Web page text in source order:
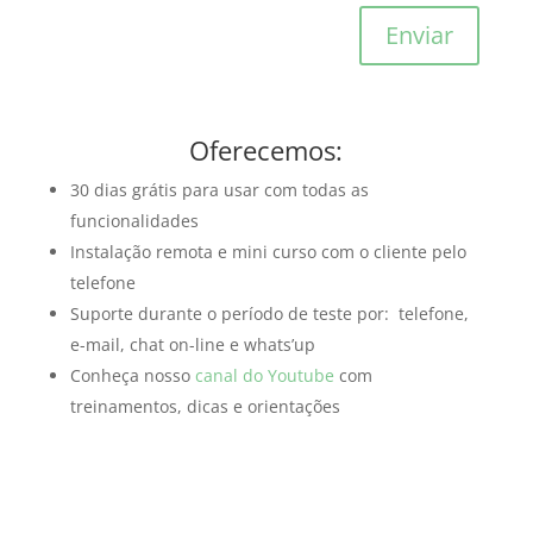
Enviar
Oferecemos:
30 dias grátis para usar com todas as
funcionalidades
Instalação remota e mini curso com o cliente pelo
telefone
Suporte durante o período de teste por: telefone,
e-mail, chat on-line e whats’up
Conheça nosso canal do Youtube com
treinamentos, dicas e orientações